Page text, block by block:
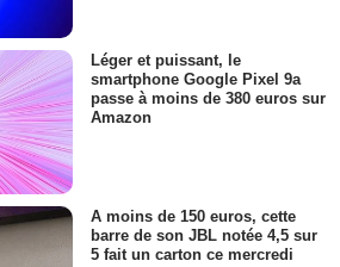
Léger et puissant, le
smartphone Google Pixel 9a
passe à moins de 380 euros sur
Amazon
A moins de 150 euros, cette
barre de son JBL notée 4,5 sur
5 fait un carton ce mercredi